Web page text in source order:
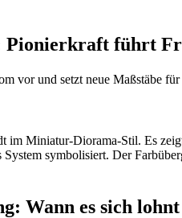
führt
vor und setzt neue Maßstäbe
Wann es sich